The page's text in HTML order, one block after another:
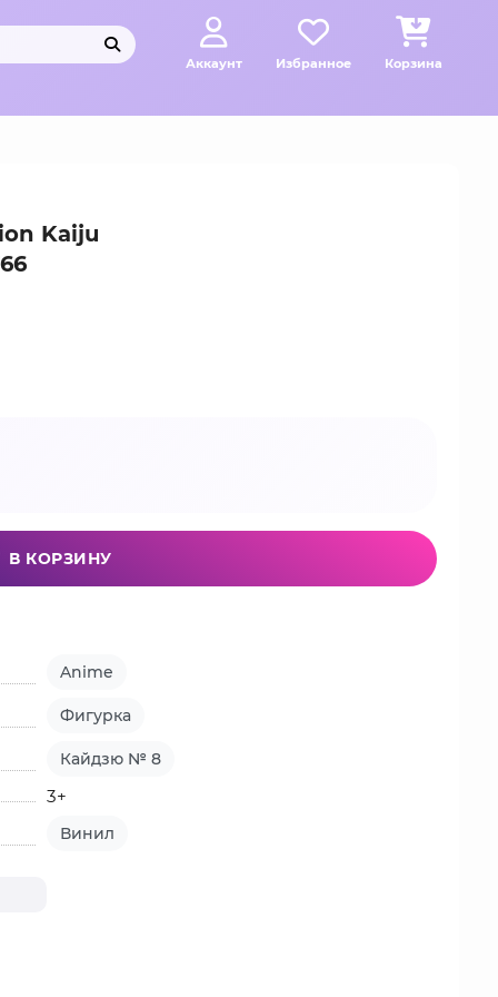
Аккаунт Избранное Корзина
Kaiju
В КОРЗИНУ
Anime
Фигурка
Кайдзю № 8
3+
Винил